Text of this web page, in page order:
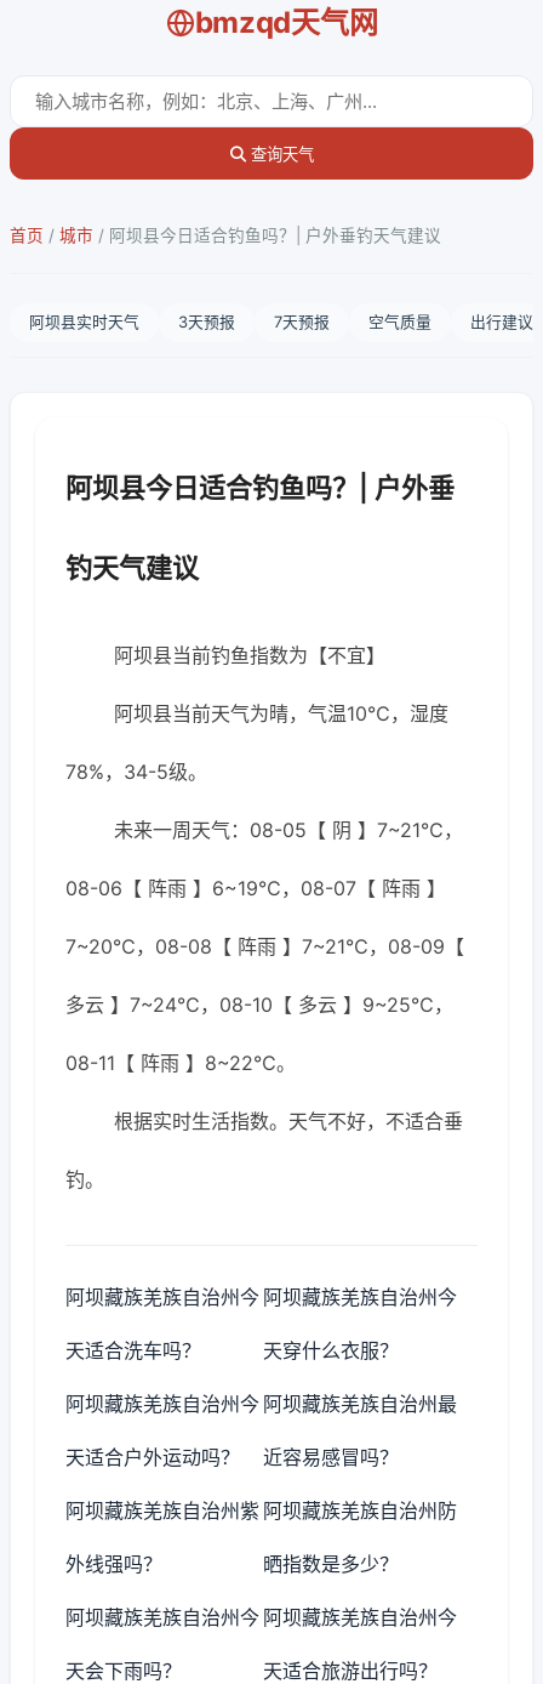
bmzqd天气网
查询天气
首页 / 城市 / 阿坝县今日适合钓鱼吗？| 户外垂钓天气建议
阿坝县实时天气 3天预报 7天预报 空气质量 出行建议
阿坝县今日适合钓鱼吗？| 户外垂
钓天气建议
阿坝县当前钓鱼指数为【不宜】
阿坝县当前天气为晴，气温10℃，湿度
78%，34-5级。
未来一周天气：08-05【 阴 】7~21℃，
08-06【 阵雨 】6~19℃，08-07【 阵雨 】
7~20℃，08-08【 阵雨 】7~21℃，08-09【
多云 】7~24℃，08-10【 多云 】9~25℃，
08-11【 阵雨 】8~22℃。
根据实时生活指数。天气不好，不适合垂
钓。
阿坝藏族羌族自治州今
天适合洗车吗？
阿坝藏族羌族自治州今
天穿什么衣服？
阿坝藏族羌族自治州今
天适合户外运动吗？
阿坝藏族羌族自治州最
近容易感冒吗？
阿坝藏族羌族自治州紫
外线强吗？
阿坝藏族羌族自治州防
晒指数是多少？
阿坝藏族羌族自治州今
天会下雨吗？
阿坝藏族羌族自治州今
天适合旅游出行吗？